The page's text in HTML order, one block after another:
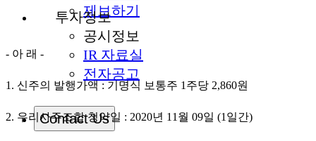
제보하기
투자정보
공시정보
IR 자료실
전자공고
Contact Us
- 아 래 -
1. 신주의 발행가액 : 기명식 보통주 1주당 2,860원
2. 우리사주조합 청약일 : 2020년 11월 09일 (1일간)